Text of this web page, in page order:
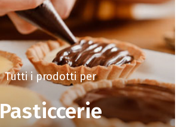
Tutti i prodotti per
Pasticcerie